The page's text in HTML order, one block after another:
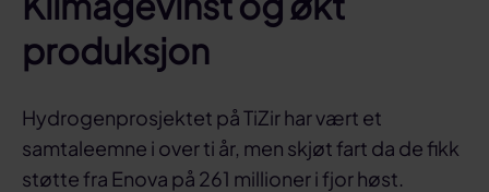
produksjon
Hydrogenprosjektet på TiZir har vært et
samtaleemne i over ti år, men skjøt fart da de fikk
støtte fra Enova på 261 millioner i fjor høst.